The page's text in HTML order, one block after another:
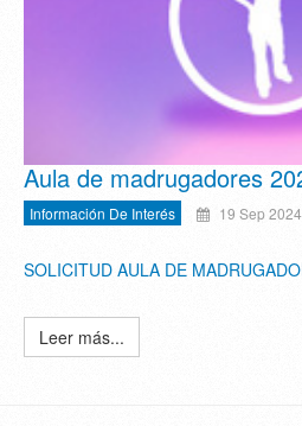
Aula de madrugadores
Información De Interés 19 Sep 2024
SOLICITUD AULA DE
Leer más...